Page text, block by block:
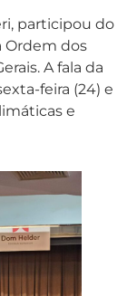
participou do
Ordem dos
A fala da
feira (24) e
e